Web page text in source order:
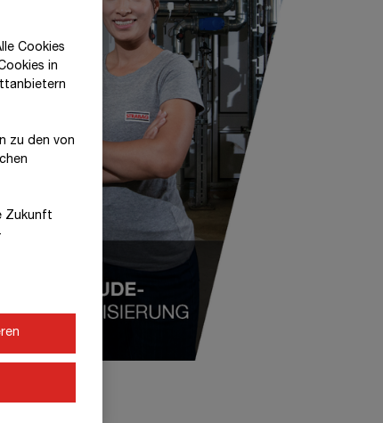
Cookies
in
zu den von
Zukunft